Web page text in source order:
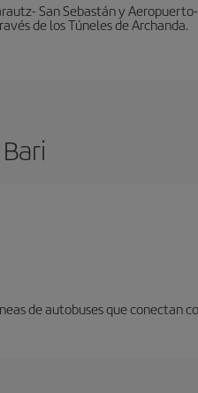
San Sebastán y
de los Túneles de Archanda.
de autobuses que conectan